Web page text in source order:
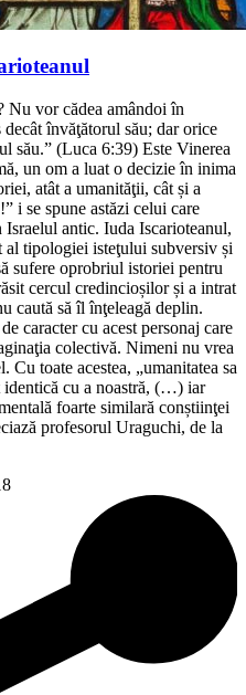
Nu vor cădea amândoi în
învăţătorul său; dar orice
său.” (Luca 6:39) Este Vinerea
un om a luat o decizie în inima
atât a umanităţii, cât și a
i se spune astăzi celui care
Israelul antic. Iuda Iscarioteanul,
al tipologiei isteţului subversiv și
sufere oprobriul istoriei pentru
cercul credincioșilor și a intrat
caută să îl înţeleagă deplin.
caracter cu acest personaj care
colectivă. Nimeni nu vrea
Cu toate acestea, „umanitatea sa
identică cu a noastră, (…) iar
foarte similară conștiinţei
profesorul Uraguchi, de la